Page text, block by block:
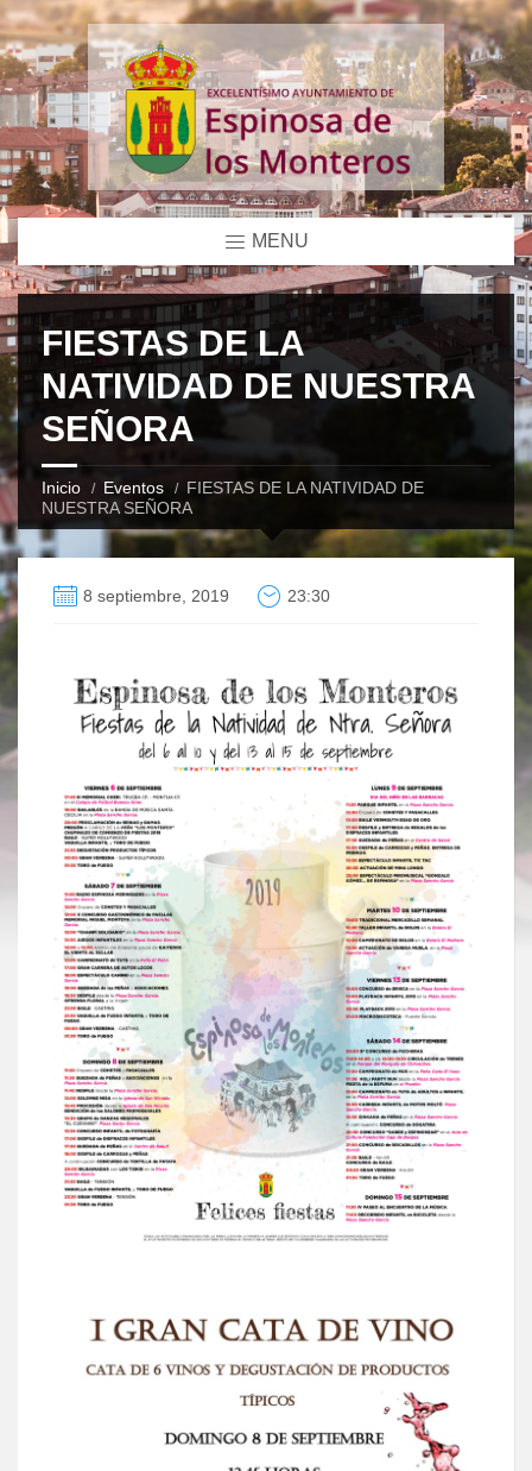
MENU
FIESTAS DE LA
NATIVIDAD DE NUESTRA
SEÑORA
Inicio Eventos
FIESTAS DE LA NATIVIDAD DE
NUESTRA SEÑORA
8 septiembre, 2019 23:30